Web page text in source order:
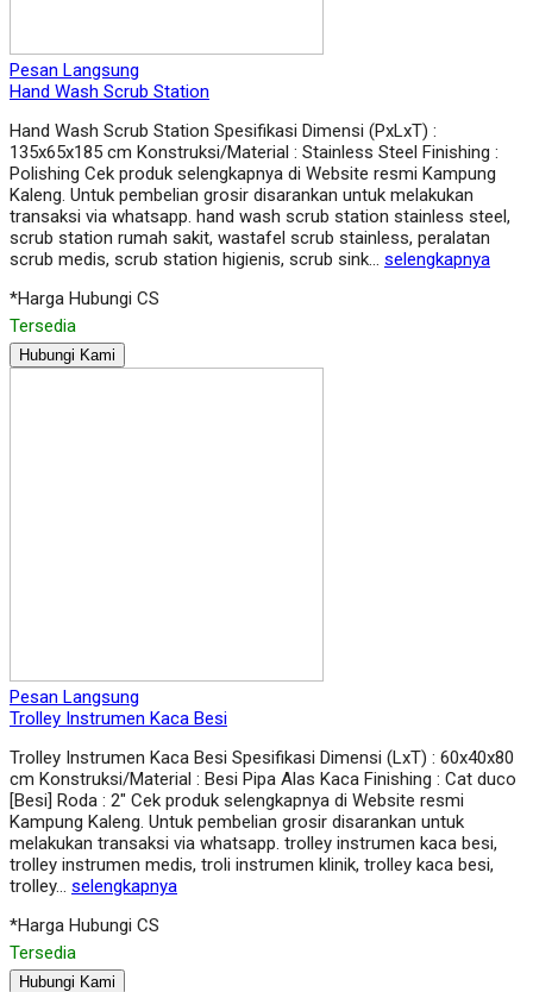
Pesan Langsung
Hand Wash Scrub Station
Hand Wash Scrub Station Spesifikasi Dimensi (PxLxT) :
135x65x185 cm Konstruksi/Material : Stainless Steel Finishing :
Polishing Cek produk selengkapnya di Website resmi Kampung
Kaleng. Untuk pembelian grosir disarankan untuk melakukan
transaksi via whatsapp. hand wash scrub station stainless steel,
scrub station rumah sakit, wastafel scrub stainless, peralatan
scrub medis, scrub station higienis, scrub sink… selengkapnya
*Harga Hubungi CS
Tersedia
Hubungi Kami
Pesan Langsung
Trolley Instrumen Kaca Besi
Trolley Instrumen Kaca Besi Spesifikasi Dimensi (LxT) : 60x40x80
cm Konstruksi/Material : Besi Pipa Alas Kaca Finishing : Cat duco
[Besi] Roda : 2″ Cek produk selengkapnya di Website resmi
Kampung Kaleng. Untuk pembelian grosir disarankan untuk
melakukan transaksi via whatsapp. trolley instrumen kaca besi,
trolley instrumen medis, troli instrumen klinik, trolley kaca besi,
trolley… selengkapnya
*Harga Hubungi CS
Tersedia
Hubungi Kami